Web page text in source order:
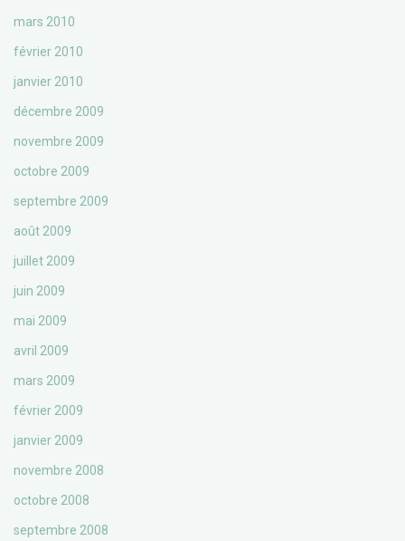
mars 2010
février 2010
janvier 2010
décembre 2009
novembre 2009
octobre 2009
septembre 2009
août 2009
juillet 2009
juin 2009
mai 2009
avril 2009
mars 2009
février 2009
janvier 2009
novembre 2008
octobre 2008
septembre 2008